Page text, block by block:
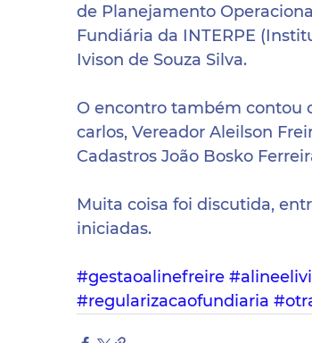
de Planejamento
Fundiária da INTERPE
Ivison de Souza Silva.
O encontro também contou
carlos, Vereador Aleilson
Cadastros João Bosko
Muita coisa foi discutida,
iniciadas.
#gestaoalinefreire
#regularizacaofundiaria